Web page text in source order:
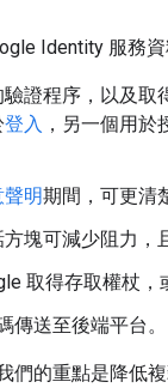
Identity 服務
證程序，以及取
登入 ，另一個用於
明期間，可更清
塊可減少阻力，
取得存取權杖，
傳送至後端平台。
們的重點是降低